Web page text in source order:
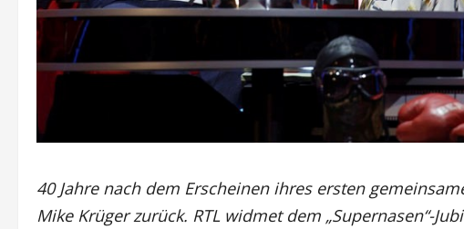
40 Jahre nach dem Erscheinen ihres ersten
Mike Krüger zurück. RTL widmet dem „Supernasen“-